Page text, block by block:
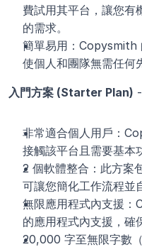
費試用其平台，讓您有
的需求。
簡單易用：Copysmith
使個人和團隊無需任何
入門方案 (Starter Plan)
非常適合個人用戶：
接觸該平台且需要基本
2 個軟體整合：此方案
可讓您簡化工作流程並
無限應用程式內支援
的應用程式內支援，確
20,000 字至無限字數